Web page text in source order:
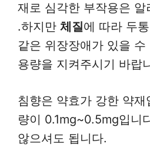
재로 심각한 부작용은
.하지만 체질에 따라 두
같은 위장장애가 있을
용량을 지켜주시기 바랍
침향은 약효가 강한 약
량이 0.1mg~0.5mg입니
않으셔도 됩니다.